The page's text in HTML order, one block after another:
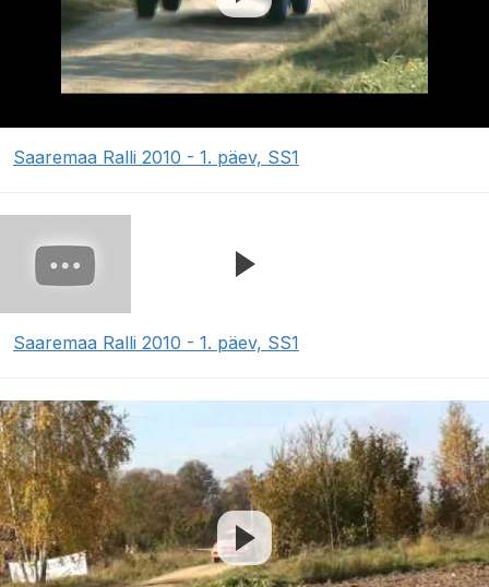
Saaremaa Ralli 2010 - 1. päev, SS1
Saaremaa Ralli 2010 - 1. päev, SS1